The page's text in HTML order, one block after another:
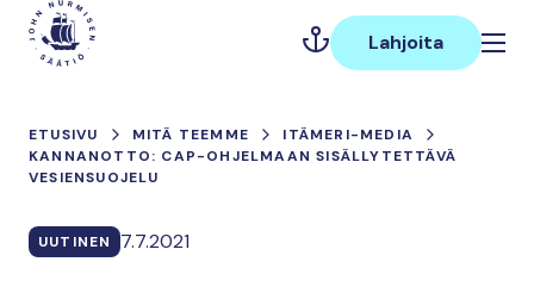
Hyppää
sisältöön
Päävalikko
Lahjoita
ETUSIVU MITÄ TEEMME
ITÄMERI-MEDIA
KANNANOTTO: CAP-OHJELMAAN SISÄLLYTETTÄVÄ
VESIENSUOJELU
UUTINEN 7.7.2021